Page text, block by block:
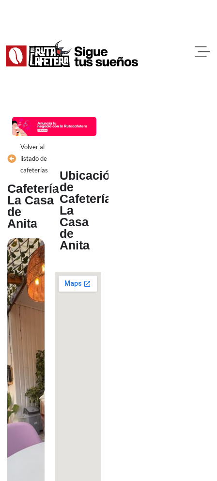
Volver al
listado de
cafeterías
Cafetería
La Casa
de
Anita
Ubicación
de
Cafetería
La
Casa
de
Anita